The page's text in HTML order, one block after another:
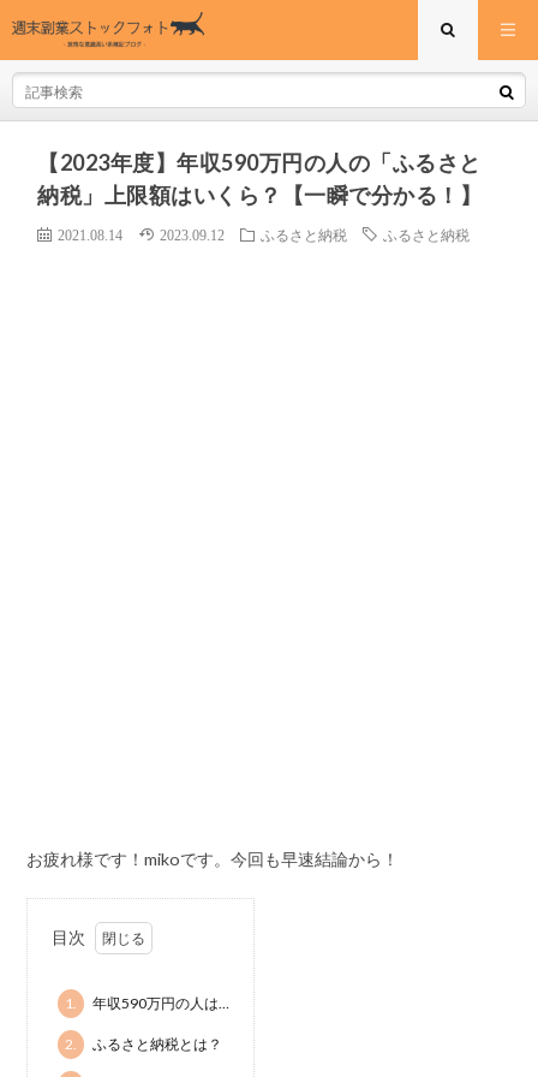
【2023年度】年収590万円の人の「ふるさと
納税」上限額はいくら？【一瞬で分かる！】
2021.08.14 2023.09.12 ふるさと納税 ふるさと納税
お疲れ様です！mikoです。今回も早速結論から！
目次
1. 年収590万円の人は…
2. ふるさと納税とは？